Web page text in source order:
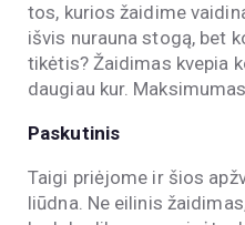
tos, kurios žaidime
išvis nurauna stogą, bet
tikėtis? Žaidimas kvepia
daugiau kur.
Paskutinis
Taigi priėjome ir šios
liūdna. Ne eilinis